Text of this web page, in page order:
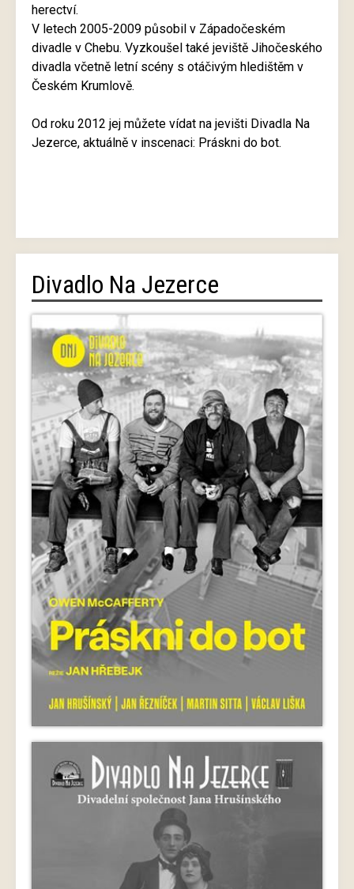
herectví.
V letech 2005-2009 působil v Západočeském
divadle v Chebu. Vyzkoušel také jeviště Jihočeského
divadla včetně letní scény s otáčivým hledištěm v
Českém Krumlově.
Od roku 2012 jej můžete vídat na jevišti Divadla Na
Jezerce, aktuálně v inscenaci: Práskni do bot.
Divadlo Na Jezerce